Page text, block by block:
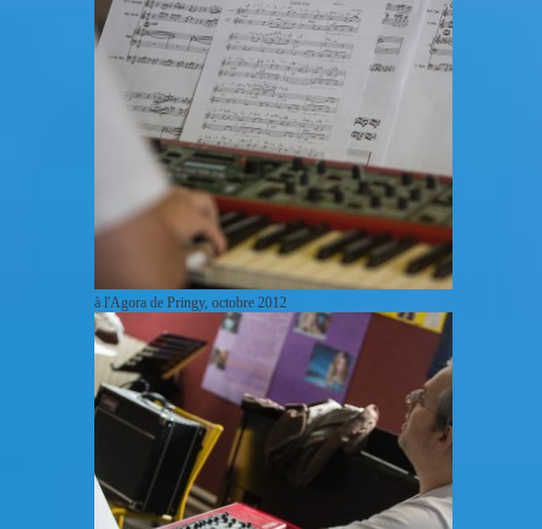
à l'Agora de Pringy, octobre 2012